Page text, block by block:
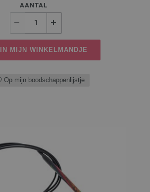
AANTAL
IN MIJN WINKELMANDJE
Op mijn boodschappenlijstje